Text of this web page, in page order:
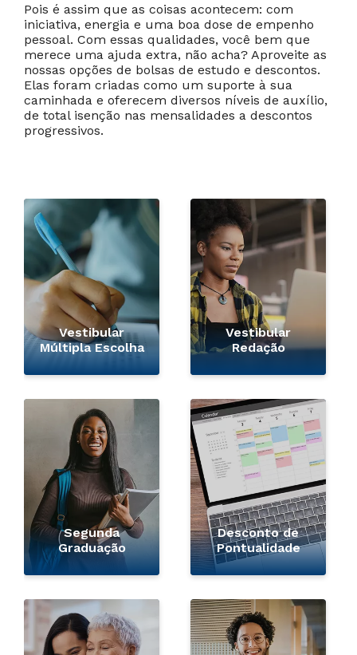
Pois é assim que as coisas acontecem: com
iniciativa, energia e uma boa dose de empenho
pessoal. Com essas qualidades, você bem que
merece uma ajuda extra, não acha? Aproveite as
nossas opções de bolsas de estudo e descontos.
Elas foram criadas como um suporte à sua
caminhada e oferecem diversos níveis de auxílio,
de total isenção nas mensalidades a descontos
progressivos.
Vestibular
Múltipla Escolha
Vestibular
Redação
Segunda
Graduação
Desconto de
Pontualidade